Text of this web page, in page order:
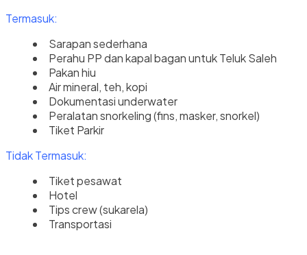
Termasuk:
Sarapan sederhana
Perahu PP dan kapal bagan untuk Teluk Saleh
Pakan hiu
Air mineral, teh, kopi
Dokumentasi underwater
Peralatan snorkeling (fins, masker, snorkel)
Tiket Parkir
Tidak Termasuk:
Tiket pesawat
Hotel
Tips crew (sukarela)
Transportasi